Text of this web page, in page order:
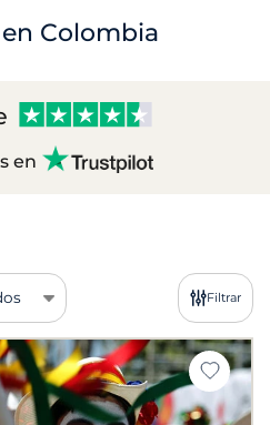
Colombia
en
Filtrar